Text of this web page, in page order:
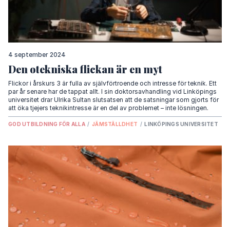
4 september 2024
Den otekniska flickan är en myt
Flickor i årskurs 3 är fulla av självförtroende och intresse för teknik. Ett
par år senare har de tappat allt. I sin doktorsavhandling vid Linköpings
universitet drar Ulrika Sultan slutsatsen att de satsningar som gjorts för
att öka tjejers teknikintresse är en del av problemet – inte lösningen.
GOD UTBILDNING FÖR ALLA / JÄMSTÄLLDHET / LINKÖPINGS UNIVERSITET